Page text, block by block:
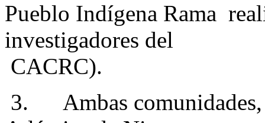
Pueblo Indígena Rama
investigadores del
CACRC).
3. Ambas comunidades,